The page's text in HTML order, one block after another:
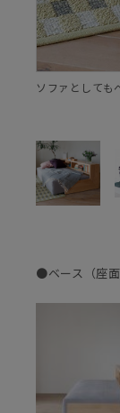
ソファとして
●ベース（座